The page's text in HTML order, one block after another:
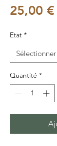
25,00 €
Etat *
Quantité *